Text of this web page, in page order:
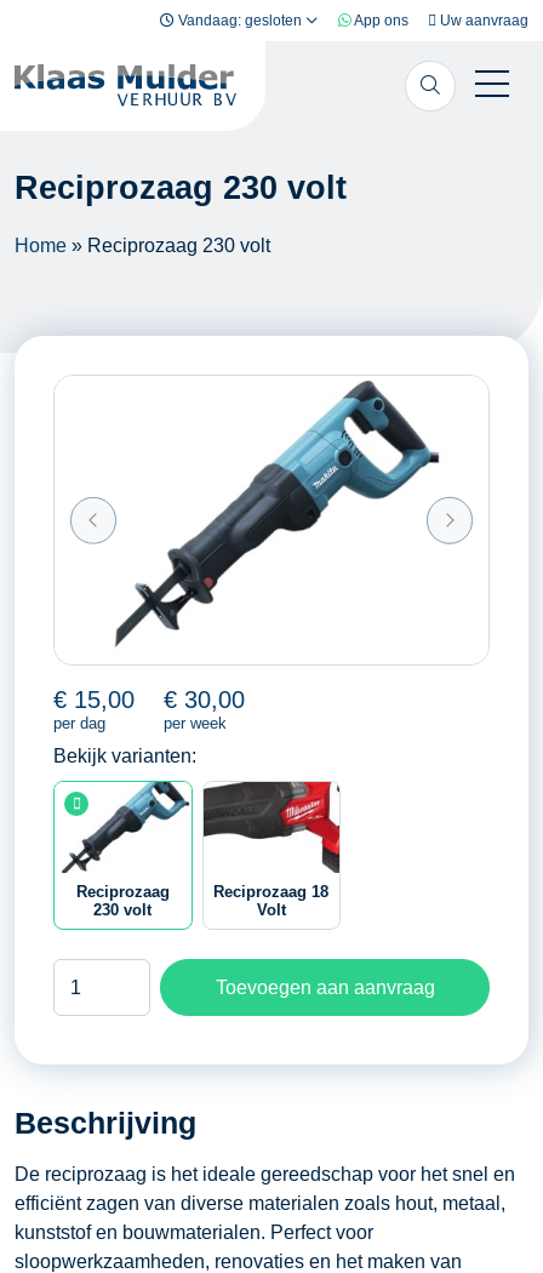
Vandaag: gesloten App ons Uw aanvraag
Reciprozaag 230 volt
Home » Reciprozaag 230 volt
€ 15,00
per dag
€ 30,00
per week
Bekijk varianten:
Reciprozaag
230 volt
Reciprozaag 18
Volt
Reciprozaag
aantal
Toevoegen aan aanvraag
Beschrijving
De reciprozaag is het ideale gereedschap voor het snel en
efficiënt zagen van diverse materialen zoals hout, metaal,
kunststof en bouwmaterialen. Perfect voor
sloopwerkzaamheden, renovaties en het maken van